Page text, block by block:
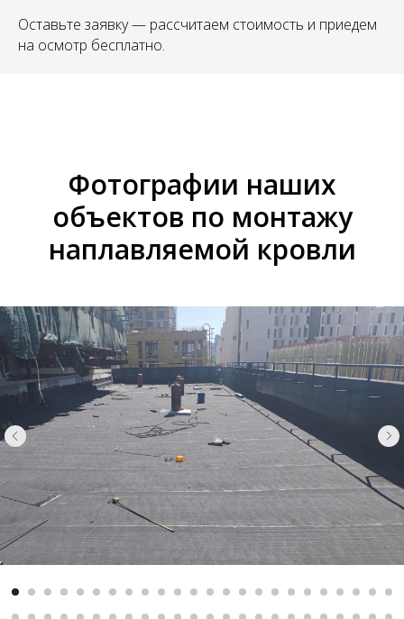
Оставьте заявку — рассчитаем стоимость и приедем
на осмотр бесплатно.
Фотографии наших
объектов по монтажу
наплавляемой кровли